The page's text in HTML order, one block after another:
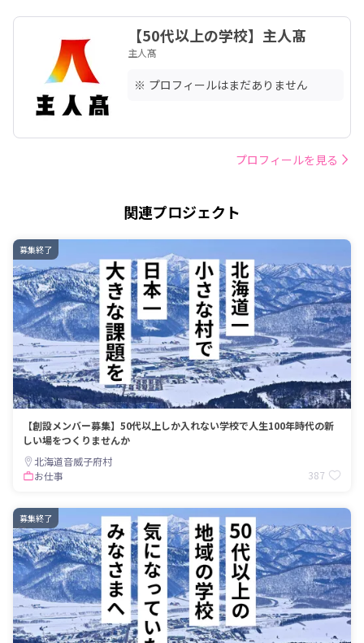
実際に音威子府村を訪れ、村の雰囲気
や学ぶ場所、地域での暮らしや活動を
体感していただけます。
まずは説明会やオープンキャンパスを
通じて、自分が主人髙で挑戦する姿を
想像してみてください。
https://forms.gle/SfRHfgeP2m6GqP
これからの時間を「余生」ではなく、
インしてみませんか。
す。
【50代以上の学校】主人髙
主人髙
※ プロフィールはまだありません
プロフィールを見る
関連プロジェクト
募集終了
【創設メンバー募集】50代以上しか入れない学校で人生100年時代の新
しい場をつくりませんか
北海道音威子府村
お仕事
387
募集終了